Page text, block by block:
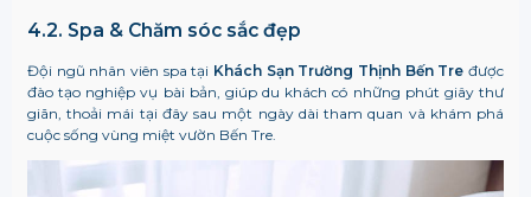
4.2. Spa & Chăm sóc sắc đẹp
Đội ngũ nhân viên spa tại Khách Sạn Trường Thịnh Bến Tre được
đào tạo nghiệp vụ bài bản, giúp du khách có những phút giây thư
giãn, thoải mái tại đây sau một ngày dài tham quan và khám phá
cuộc sống vùng miệt vườn Bến Tre.